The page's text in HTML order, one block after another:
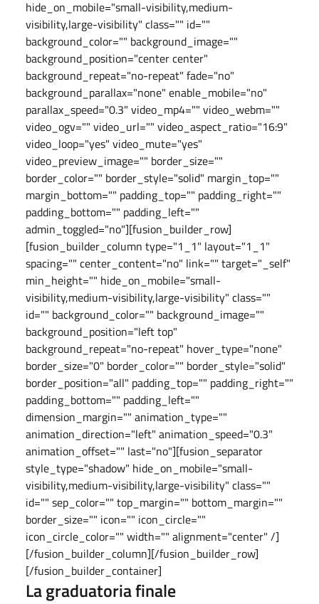
hide_on_mobile="small-visibility,medium-
visibility,large-visibility" class="" id=""
background_color="" background_image=""
background_position="center center"
background_repeat="no-repeat" fade="no"
background_parallax="none" enable_mobile="no"
parallax_speed="0.3" video_mp4="" video_webm=""
video_ogv="" video_url="" video_aspect_ratio="16:9"
video_loop="yes" video_mute="yes"
video_preview_image="" border_size=""
border_color="" border_style="solid" margin_top=""
margin_bottom="" padding_top="" padding_right=""
padding_bottom="" padding_left=""
admin_toggled="no"][fusion_builder_row]
[fusion_builder_column type="1_1" layout="1_1"
spacing="" center_content="no" link="" target="_self"
min_height="" hide_on_mobile="small-
visibility,medium-visibility,large-visibility" class=""
id="" background_color="" background_image=""
background_position="left top"
background_repeat="no-repeat" hover_type="none"
border_size="0" border_color="" border_style="solid"
border_position="all" padding_top="" padding_right=""
padding_bottom="" padding_left=""
dimension_margin="" animation_type=""
animation_direction="left" animation_speed="0.3"
animation_offset="" last="no"][fusion_separator
style_type="shadow" hide_on_mobile="small-
visibility,medium-visibility,large-visibility" class=""
id="" sep_color="" top_margin="" bottom_margin=""
border_size="" icon="" icon_circle=""
icon_circle_color="" width="" alignment="center" /]
[/fusion_builder_column][/fusion_builder_row]
[/fusion_builder_container]
La graduatoria finale